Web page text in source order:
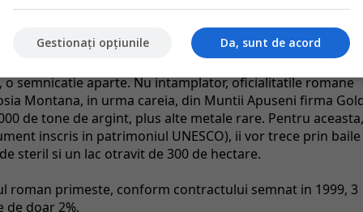
nu este un capat de lume. Fenomenul "fugii" spre
la capitolul burse si investitii ca insotind perioade
contexte de volatilitate neobisnuita a pitelor.
semnicatie aparte. Nu intamplator, oficialitatile romane
Montana, in urma careia, din Muntii Apuseni firma
de tone de argint, plus alte metale rare. Pentru aceasta,
inscris in patrimoniul UNESCO), ii vor trece prin baile
steril si un lac otravit de 300 de hectare.
roman primeste, conform contractului semnat in 1999, 3
de doar 2%.
Da, sunt de acord
Gestionați opțiunile